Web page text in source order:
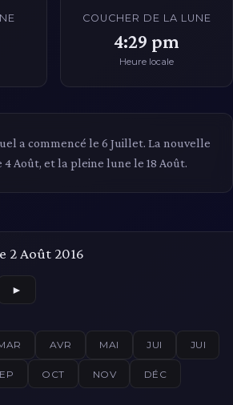
COUCHER DE LA LUNE
4:29 pm
Heure locale
a commencé le 6 Juillet. La nouvelle
Août, et la pleine lune le 18 Août.
2 Août 2016
►
AVR MAI JUI JUI
OCT NOV DÉC